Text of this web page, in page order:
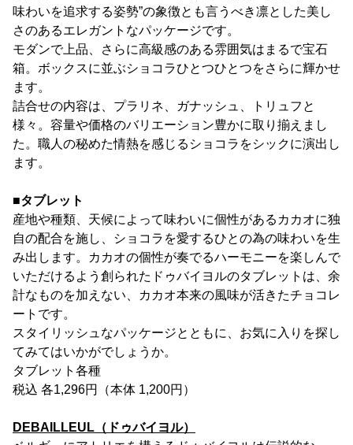
味わいを追求する姿勢”の象徴とも言うべき凛とした美し
さのあるエレガントなパッケージです。
モダンで上品、さらに高級感のある雰囲気はまるで宝石
箱。ボックスに並ぶショコラひとつひとつをさらに輝かせ
ます。
詰合せの内容は、プラリネ、ガナッシュ、トリュフと
様々。容量や価格のバリエーション豊かに取り揃えまし
た。職人の秘めた情熱を感じるショコラをシックに演出し
ます。
■タブレット
産地や種類、天候によって味わいに個性があるカカオに独
自の配合を施し、ショコラを愛するひとの為の味わいを生
み出します。カカオの個性が奏でるハーモニーを楽しんで
いただけるよう創られたドゥバイヨルのタブレットは、余
計なものを加えない、カカオ本来の風味が活きたチョコレ
ートです。
スタイリッシュなパッケージとともに、お気に入りを探し
てみてはいかがでしょうか。
タブレット各種
税込 各1,296円（本体 1,200円）
DEBAILLEUL（ドゥバイヨル）